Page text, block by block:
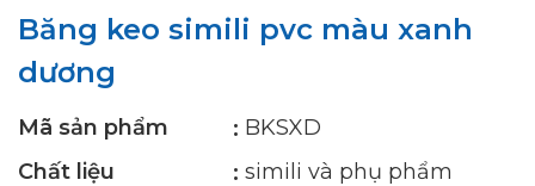
Băng keo simili pvc màu xanh
dương
Mã sản phẩm
BKSXD
Chất liệu
simili và phụ phẩm